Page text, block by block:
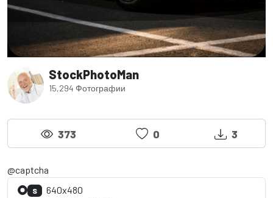
StockPhotoMan
15,294 Фотографии
373 0 3
@captcha
S 640x480